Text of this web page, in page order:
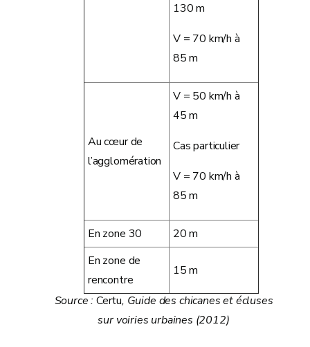
130 m
V = 70 km/h à
85 m
Au cœur de
l’agglomération
V = 50 km/h à
45 m
Cas particulier
V = 70 km/h à
85 m
En zone 30
20 m
En zone de
rencontre
15 m
Source :Certu, Guide des chicanes et écluses
sur voiries urbaines (2012)